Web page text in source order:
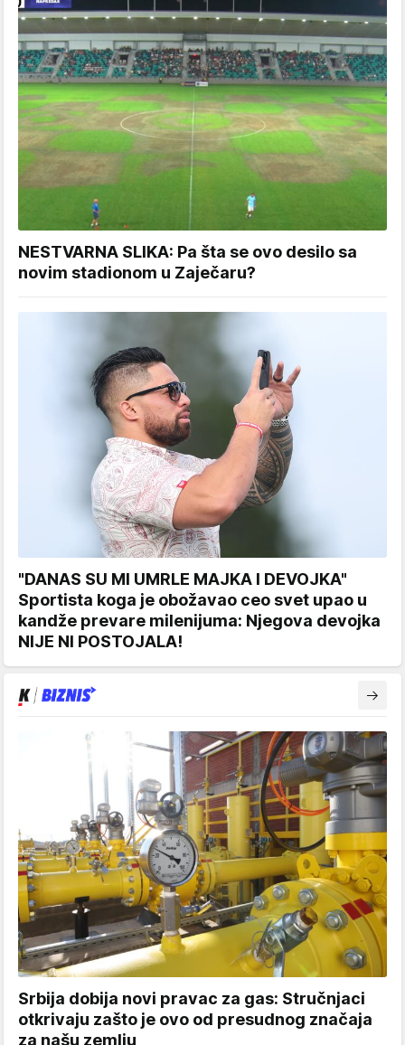
NESTVARNA SLIKA: Pa šta se ovo desilo sa
novim stadionom u Zaječaru?
"DANAS SU MI UMRLE MAJKA I DEVOJKA"
Sportista koga je obožavao ceo svet upao u
kandže prevare milenijuma: Njegova devojka
NIJE NI POSTOJALA!
Srbija dobija novi pravac za gas: Stručnjaci
otkrivaju zašto je ovo od presudnog značaja
za našu zemlju